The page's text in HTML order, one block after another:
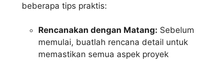
beberapa tips praktis:
Rencanakan dengan Matang: Sebelum
memulai, buatlah rencana detail untuk
memastikan semua aspek proyek